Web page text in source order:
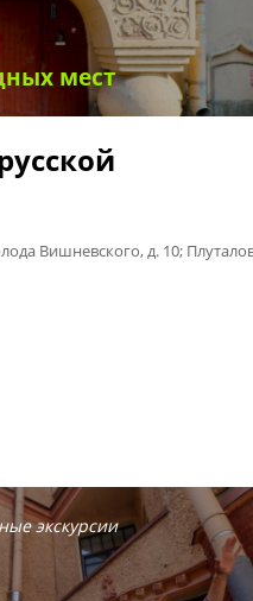
мест
Вишневского, д. 10;
экскурсии